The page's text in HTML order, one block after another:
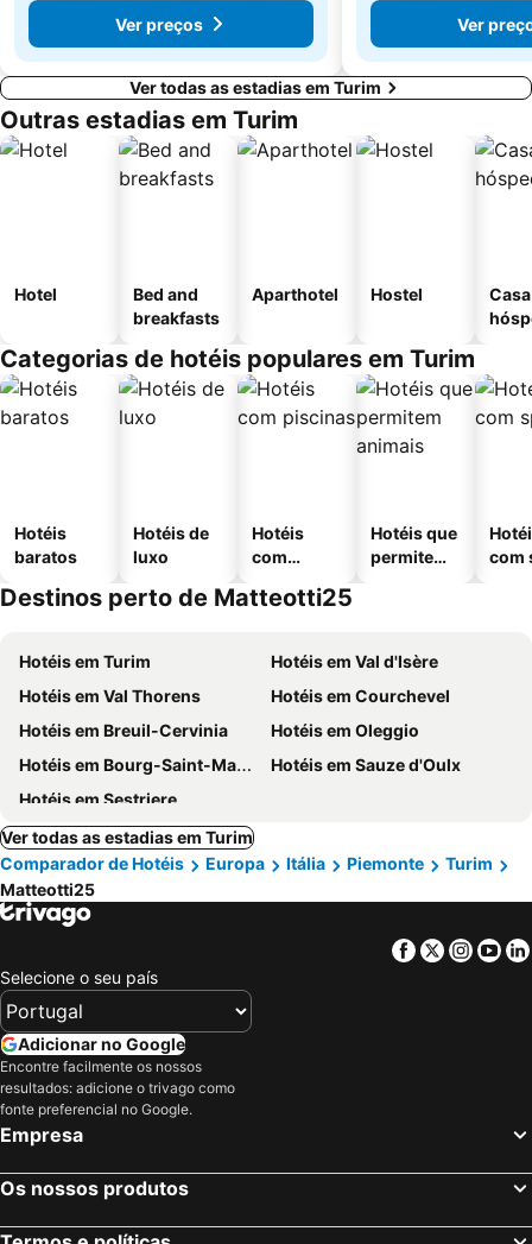
Ver preços
Ver
Ver todas as estadias em Turim
Outras estadias em Turim
Hotel
Bed and
breakfasts
Aparthotel Hostel
Categorias de hotéis populares em Turim
Hotéis
baratos
Hotéis de
luxo
Hotéis
com
Hotéis que
permitem
com
Destinos perto de Matteotti25
Hotéis em Turim
Hotéis em Val d'Isère
Hotéis em Val Thorens
Hotéis em Courchevel
Hotéis em Breuil-Cervinia
Hotéis em Oleggio
Hotéis em Bourg-Saint-Maurice
Hotéis em Sauze d'Oulx
Hotéis em Sestriere
Ver todas as estadias em Turim
Comparador de Hotéis
Europa Itália Piemonte
Turim
Matteotti25
Facebook
Twitter
Selecione o seu país
Adicionar no Google
Encontre facilmente os nossos
resultados: adicione o trivago como
fonte preferencial no Google.
Empresa
Os nossos produtos